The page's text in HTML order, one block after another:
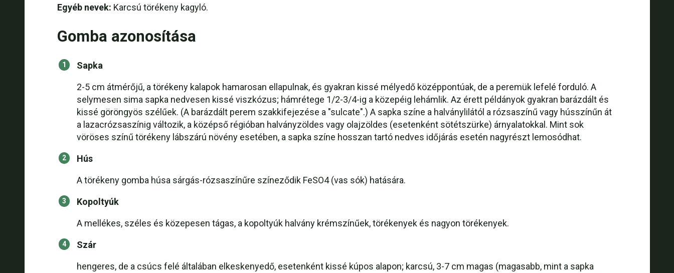
Egyéb nevek: Karcsú törékeny kagyló.
Gomba azonosítása
Sapka
2-5 cm átmérőjű, a törékeny kalapok hamarosan ellapulnak, és gyakran kissé mélyedő középpontúak, de a peremük lefelé forduló. A
selymesen sima sapka nedvesen kissé viszkózus; hámrétege 1/2-3/4-ig a közepéig lehámlik. Az érett példányok gyakran barázdált és
kissé göröngyös szélűek. (A barázdált perem szakkifejezése a "sulcate".) A sapka színe a halványlilától a rózsaszínű vagy hússzínűn át
a lazacrózsaszínig változik, a középső régióban halványzöldes vagy olajzöldes (esetenként sötétszürke) árnyalatokkal. Mint sok
vöröses színű törékeny lábszárú növény esetében, a sapka színe hosszan tartó nedves időjárás esetén nagyrészt lemosódhat.
Hús
A törékeny gomba húsa sárgás-rózsaszínűre színeződik FeSO4 (vas sók) hatására.
Kopoltyúk
A mellékes, széles és közepesen tágas, a kopoltyúk halvány krémszínűek, törékenyek és nagyon törékenyek.
Szár
hengeres, de a csúcs felé általában elkeskenyedő, esetenként kissé kúpos alapon; karcsú, 3-7 cm magas (magasabb, mint a sapka